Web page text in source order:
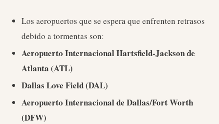
Los aeropuertos que se espera que enfrenten retrasos
debido a tormentas son:
Aeropuerto Internacional Hartsfield-Jackson de
Atlanta (ATL)
Dallas Love Field (DAL)
Aeropuerto Internacional de Dallas/Fort Worth
(DFW)